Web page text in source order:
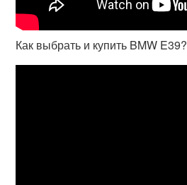
Как выбрать и купить BMW E39?